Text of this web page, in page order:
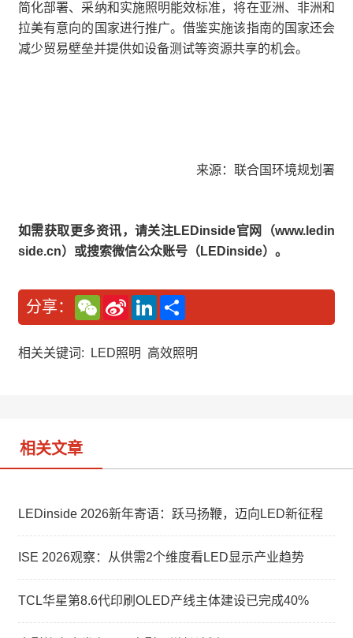
简化部署、采纳和实施照明能效标准，将在亚洲、非洲和
拉美有意向的国家进行推广。借鉴实施该指南的国家还会
减少贸易壁垒并提供如设备测试等资源共享的机会。
来源：联合国环境规划署
如需获取更多资讯，请关注LEDinside官网（www.ledin
side.cn）或搜索微信公众账号（LEDinside）。
分享：
W
e
C
a
S
n
W
L
n
e
相关关键词: LED照明 高效照明
相关文章
LEDinside 2026新年寄语：跃马扬鞭，迈向LED新征程
ISE 2026观察：从供需2个维度看LED显示产业趋势
TCL华星第8.6代印刷OLED产线主体建设已完成40%